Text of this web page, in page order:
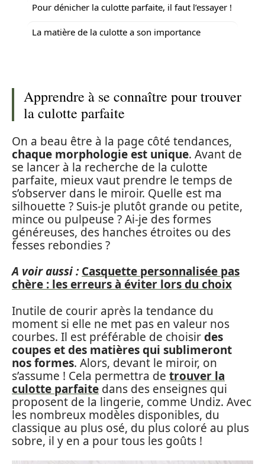
Pour dénicher la culotte parfaite, il faut l’essayer !
La matière de la culotte a son importance
Apprendre à se connaître pour trouver
la culotte parfaite
On a beau être à la page côté tendances,
chaque morphologie est unique. Avant de
se lancer à la recherche de la culotte
parfaite, mieux vaut prendre le temps de
s’observer dans le miroir. Quelle est ma
silhouette ? Suis-je plutôt grande ou petite,
mince ou pulpeuse ? Ai-je des formes
généreuses, des hanches étroites ou des
fesses rebondies ?
A voir aussi : Casquette personnalisée pas
chère : les erreurs à éviter lors du choix
Inutile de courir après la tendance du
moment si elle ne met pas en valeur nos
courbes. Il est préférable de choisirdes
coupes et des matières qui sublimeront
nos formes. Alors, devant le miroir, on
s’assume ! Cela permettra de trouver la
culotte parfaite dans des enseignes qui
proposent de la lingerie, comme Undiz. Avec
les nombreux modèles disponibles, du
classique au plus osé, du plus coloré au plus
sobre, il y en a pour tous les goûts !